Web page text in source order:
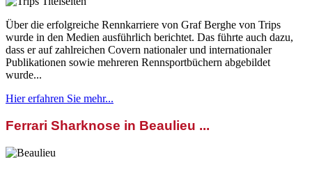
Über die erfolgreiche Rennkarriere von Graf Berghe von Trips
wurde in den Medien ausführlich berichtet. Das führte auch dazu,
dass er auf zahlreichen Covern nationaler und internationaler
Publikationen sowie mehreren Rennsportbüchern abgebildet
wurde...
Hier erfahren Sie mehr...
Ferrari Sharknose in Beaulieu ...